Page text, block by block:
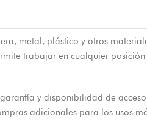
metal, plástico y otros
trabajar en cualquier posición
y disponibilidad de
adicionales para los usos